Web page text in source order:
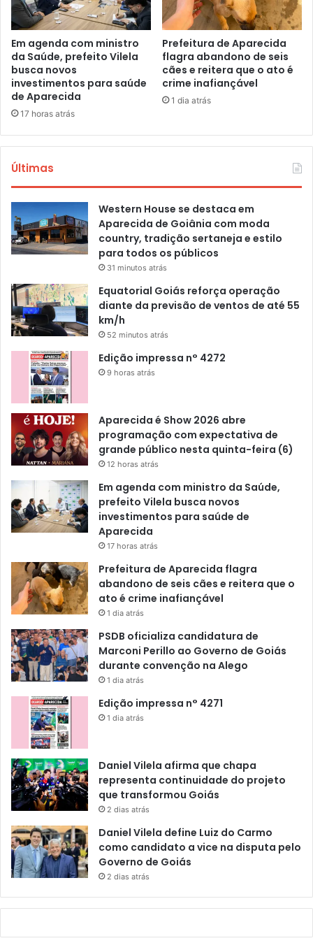
Em agenda com ministro
da Saúde, prefeito Vilela
busca novos
investimentos para saúde
de Aparecida
17 horas atrás
Prefeitura de Aparecida
flagra abandono de seis
cães e reitera que o ato é
crime inafiançável
1 dia atrás
Últimas
Western House se destaca em
Aparecida de Goiânia com moda
country, tradição sertaneja e estilo
para todos os públicos
31 minutos atrás
Equatorial Goiás reforça operação
diante da previsão de ventos de até 55
km/h
52 minutos atrás
Edição impressa n° 4272
9 horas atrás
Aparecida é Show 2026 abre
programação com expectativa de
grande público nesta quinta-feira (6)
12 horas atrás
Em agenda com ministro da Saúde,
prefeito Vilela busca novos
investimentos para saúde de
Aparecida
17 horas atrás
Prefeitura de Aparecida flagra
abandono de seis cães e reitera que o
ato é crime inafiançável
1 dia atrás
PSDB oficializa candidatura de
Marconi Perillo ao Governo de Goiás
durante convenção na Alego
1 dia atrás
Edição impressa n° 4271
1 dia atrás
Daniel Vilela afirma que chapa
representa continuidade do projeto
que transformou Goiás
2 dias atrás
Daniel Vilela define Luiz do Carmo
como candidato a vice na disputa pelo
Governo de Goiás
2 dias atrás